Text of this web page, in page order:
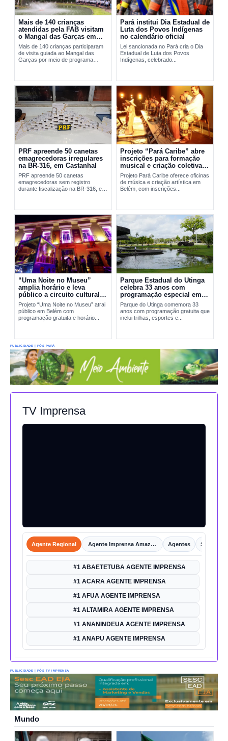
Mais de 140 crianças
atendidas pela FAB visitam
o Mangal das Garças em
Belém
Mais de 140 crianças participaram
de visita guiada ao Mangal das
Garças por meio de programa
Pará institui Dia Estadual de
Luta dos Povos Indígenas
no calendário oficial
Lei sancionada no Pará cria o Dia
Estadual de Luta dos Povos
Indígenas, celebrado...
PRF apreende 50 canetas
emagrecedoras irregulares
na BR-316, em Castanhal
PRF apreende 50 canetas
emagrecedoras sem registro
durante fiscalização na BR-316, em
Projeto “Pará Caribe” abre
inscrições para formação
musical e criação coletiva
em Belém
Projeto Pará Caribe oferece oficinas
de música e criação artística em
Belém, com inscrições...
“Uma Noite no Museu”
amplia horário e leva
público a circuito cultural
em Belém
Projeto “Uma Noite no Museu” atrai
público em Belém com
programação gratuita e horário...
Parque Estadual do Utinga
celebra 33 anos com
programação especial em
Belém
Parque do Utinga comemora 33
anos com programação gratuita que
inclui trilhas, esportes e...
PUBLICIDADE | PÓS PARÁ
TV Imprensa
Agente Regional Agente Imprensa Amazônica Agentes Shorts
#1 ABAETETUBA AGENTE IMPRENSA
#1 ACARA AGENTE IMPRENSA
#1 AFUA AGENTE IMPRENSA
#1 ALTAMIRA AGENTE IMPRENSA
#1 ANANINDEUA AGENTE IMPRENSA
#1 ANAPU AGENTE IMPRENSA
PUBLICIDADE | PÓS TV IMPRENSA
Mundo